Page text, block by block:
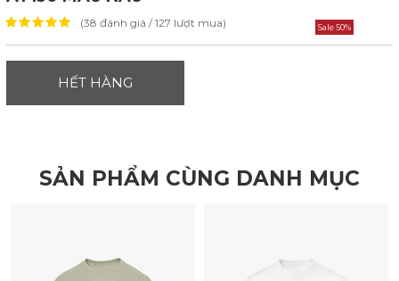
Sale 50%
(38 đánh giá / 127 lượt mua)
HẾT HÀNG
SẢN PHẨM CÙNG DANH MỤC